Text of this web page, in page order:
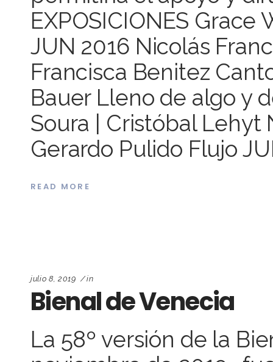
EXPOSICIONES
JUN 2016 Nicolás
Francisca Benitez
Bauer Lleno de algo y
Soura | Cristóbal Lehyt
Gerardo Pulido Flujo
READ MORE
julio 8, 2019 in
Bienal de Venecia
La 58º versión de la